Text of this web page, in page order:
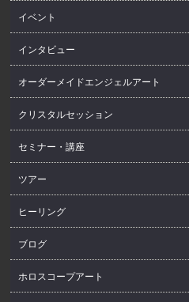
イベント
インタビュー
オーダーメイドエンジェルアート
クリスタルセッション
セミナー・講座
ツアー
ヒーリング
ブログ
ホロスコープアート